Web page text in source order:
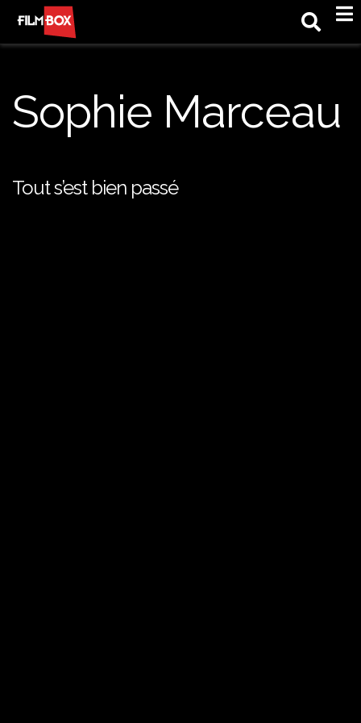
Sophie Marceau
Tout s’est bien passé